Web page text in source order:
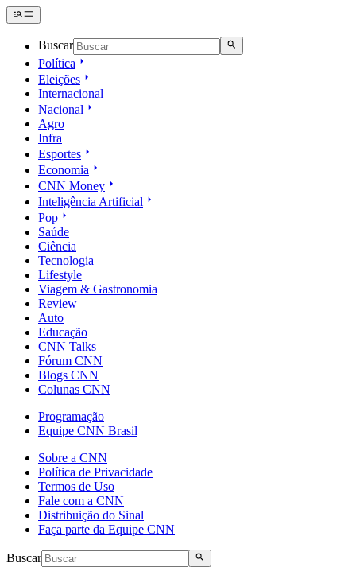
Buscar
Política
Eleições
Internacional
Nacional
Agro
Infra
Esportes
Economia
CNN Money
Inteligência Artificial
Pop
Saúde
Ciência
Tecnologia
Lifestyle
Viagem & Gastronomia
Review
Auto
Educação
CNN Talks
Fórum CNN
Blogs CNN
Colunas CNN
Programação
Equipe CNN Brasil
Sobre a CNN
Política de Privacidade
Termos de Uso
Fale com a CNN
Distribuição do Sinal
Faça parte da Equipe CNN
Buscar